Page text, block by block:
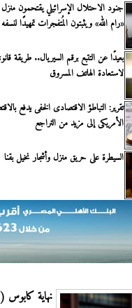
جنود الاحتلال الإسرائيلي يقتحمون
«رام الله» ويثبتون المُتفجرات تمهيدًا لنسفه
بعيدًا عن التتبع برقم السيريال.. طريقة
لاستعادة الهاتف المسروق
تقرير: التباطؤ الاقتصادى الخفى يدفع
الأمريكى إلى مزيد من التراجع
السيطرة على حريق منزل وأشجار نخيل بقنا
نهاية كابوس